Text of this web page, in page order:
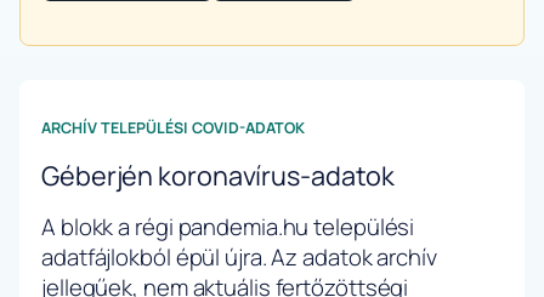
ARCHÍV TELEPÜLÉSI COVID-ADATOK
Géberjén koronavírus-adatok
A blokk a régi pandemia.hu települési
adatfájlokból épül újra. Az adatok archív
jellegűek, nem aktuális fertőzöttségi